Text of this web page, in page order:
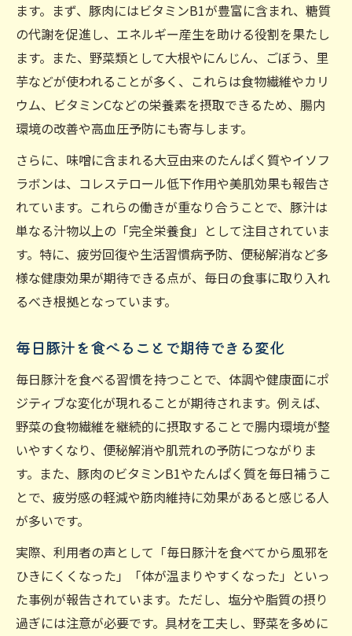
豚汁が糖尿病予防に適している理由を解説
豚汁と血糖値上昇を抑えるポイント
豚汁の健康効果と糖尿病リスク軽減の関係
豚汁を取り入れた糖質コントロール法
豚汁の具材で糖尿病予防をサポートする工
豚汁の具材選びで足りない栄養を補う方法
豚汁の具材で不足しがちな栄養素を強化
豚汁足りない栄養を補うおすすめ食材
健康にいい豚汁のバリエーションを増やす
コツ
豚汁NG具材とバランスアップのポイント
ます。まず、豚肉にはビタミンB1が豊富に含まれ、糖質
の代謝を促進し、エネルギー産生を助ける役割を果たし
ます。また、野菜類として大根やにんじん、ごぼう、里
芋などが使われることが多く、これらは食物繊維やカリ
ウム、ビタミンCなどの栄養素を摂取できるため、腸内
環境の改善や高血圧予防にも寄与します。
さらに、味噌に含まれる大豆由来のたんぱく質やイソフ
ラボンは、コレステロール低下作用や美肌効果も報告さ
れています。これらの働きが重なり合うことで、豚汁は
単なる汁物以上の「完全栄養食」として注目されていま
す。特に、疲労回復や生活習慣病予防、便秘解消など多
様な健康効果が期待できる点が、毎日の食事に取り入れ
るべき根拠となっています。
毎日豚汁を食べることで期待できる変化
毎日豚汁を食べる習慣を持つことで、体調や健康面にポ
ジティブな変化が現れることが期待されます。例えば、
野菜の食物繊維を継続的に摂取することで腸内環境が整
いやすくなり、便秘解消や肌荒れの予防につながりま
す。また、豚肉のビタミンB1やたんぱく質を毎日補うこ
とで、疲労感の軽減や筋肉維持に効果があると感じる人
が多いです。
実際、利用者の声として「毎日豚汁を食べてから風邪を
ひきにくくなった」「体が温まりやすくなった」といっ
た事例が報告されています。ただし、塩分や脂質の摂り
過ぎには注意が必要です。具材を工夫し、野菜を多めに